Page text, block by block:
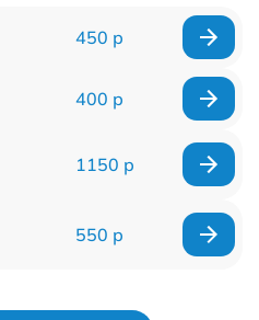
450 р
400 р
1150 р
550 р